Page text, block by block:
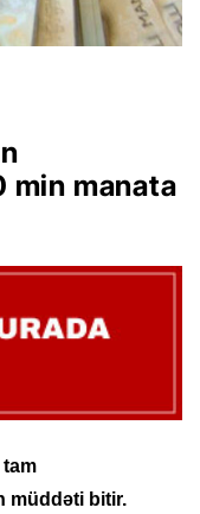
min manata
müddəti bitir.